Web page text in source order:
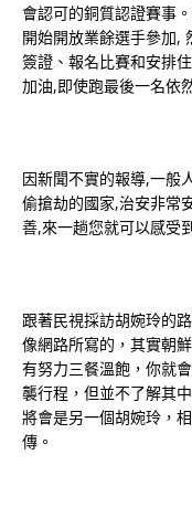
會認可的銅質認證賽事
開始開放業餘選手參加,
簽證、報名比賽和安排
加油,即使跑最後一名依
因新聞不實的報導,一般
偷搶劫的國家,治安非常
善,來一趟您就可以感受
跟著民視採訪胡婉玲的
像網路所寫的，其實朝
有努力三餐溫飽，你就
襲行程，但並不了解其
將會是另一個胡婉玲，
傳。